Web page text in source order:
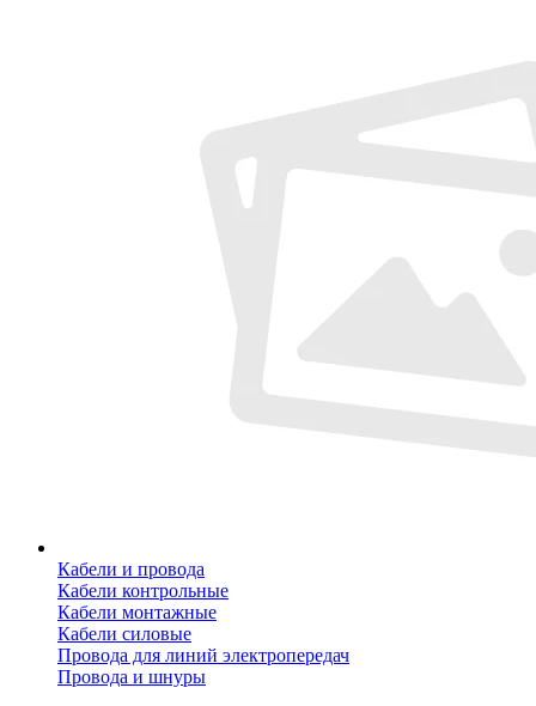
Кабели и провода
Кабели контрольные
Кабели монтажные
Кабели силовые
Провода для линий электропередач
Провода и шнуры